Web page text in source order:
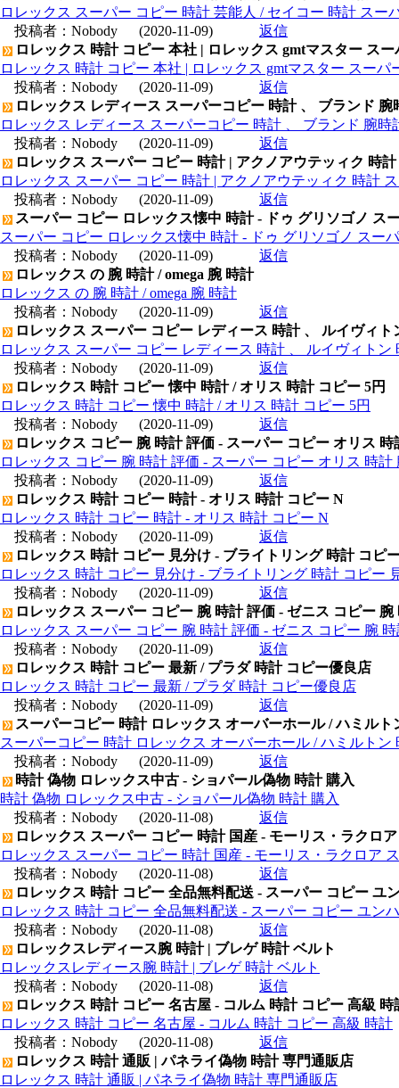
ロレックス スーパー コピー 時計 芸能人 / セイコー 時計 スー
投稿者： Nobody (2020-11-09)
返信
ロレックス 時計 コピー 本社 | ロレックス gmtマスター ス
ロレックス 時計 コピー 本社 | ロレックス gmtマスター スーパ
投稿者： Nobody (2020-11-09)
返信
ロレックス レディース スーパーコピー 時計 、 ブランド
ロレックス レディース スーパーコピー 時計 、 ブランド 腕時
投稿者： Nobody (2020-11-09)
返信
ロレックス スーパー コピー 時計 | アクノアウテッィク 時
ロレックス スーパー コピー 時計 | アクノアウテッィク 時計
投稿者： Nobody (2020-11-09)
返信
スーパー コピー ロレックス懐中 時計 - ドゥ グリソゴノ ス
スーパー コピー ロレックス懐中 時計 - ドゥ グリソゴノ スー
投稿者： Nobody (2020-11-09)
返信
ロレックス の 腕 時計 / omega 腕 時計
ロレックス の 腕 時計 / omega 腕 時計
投稿者： Nobody (2020-11-09)
返信
ロレックス スーパー コピー レディース 時計 、 ルイヴィ
ロレックス スーパー コピー レディース 時計 、 ルイヴィト
投稿者： Nobody (2020-11-09)
返信
ロレックス 時計 コピー 懐中 時計 / オリス 時計 コピー 5円
ロレックス 時計 コピー 懐中 時計 / オリス 時計 コピー 5円
投稿者： Nobody (2020-11-09)
返信
ロレックス コピー 腕 時計 評価 - スーパー コピー オリス 時
ロレックス コピー 腕 時計 評価 - スーパー コピー オリス 時計
投稿者： Nobody (2020-11-09)
返信
ロレックス 時計 コピー 時計 - オリス 時計 コピー N
ロレックス 時計 コピー 時計 - オリス 時計 コピー N
投稿者： Nobody (2020-11-09)
返信
ロレックス 時計 コピー 見分け - ブライトリング 時計 コピ
ロレックス 時計 コピー 見分け - ブライトリング 時計 コピー
投稿者： Nobody (2020-11-09)
返信
ロレックス スーパー コピー 腕 時計 評価 - ゼニス コピー 腕
ロレックス スーパー コピー 腕 時計 評価 - ゼニス コピー 腕
投稿者： Nobody (2020-11-09)
返信
ロレックス 時計 コピー 最新 / プラダ 時計 コピー優良店
ロレックス 時計 コピー 最新 / プラダ 時計 コピー優良店
投稿者： Nobody (2020-11-09)
返信
スーパーコピー 時計 ロレックス オーバーホール / ハミル
スーパーコピー 時計 ロレックス オーバーホール / ハミルトン
投稿者： Nobody (2020-11-09)
返信
時計 偽物 ロレックス中古 - ショパール偽物 時計 購入
時計 偽物 ロレックス中古 - ショパール偽物 時計 購入
投稿者： Nobody (2020-11-08)
返信
ロレックス スーパー コピー 時計 国産 - モーリス・ラクロ
ロレックス スーパー コピー 時計 国産 - モーリス・ラクロア
投稿者： Nobody (2020-11-08)
返信
ロレックス 時計 コピー 全品無料配送 - スーパー コピー ユ
ロレックス 時計 コピー 全品無料配送 - スーパー コピー ユン
投稿者： Nobody (2020-11-08)
返信
ロレックスレディース腕 時計 | ブレゲ 時計 ベルト
ロレックスレディース腕 時計 | ブレゲ 時計 ベルト
投稿者： Nobody (2020-11-08)
返信
ロレックス 時計 コピー 名古屋 - コルム 時計 コピー 高級 時
ロレックス 時計 コピー 名古屋 - コルム 時計 コピー 高級 時計
投稿者： Nobody (2020-11-08)
返信
ロレックス 時計 通販 | パネライ偽物 時計 専門通販店
ロレックス 時計 通販 | パネライ偽物 時計 専門通販店